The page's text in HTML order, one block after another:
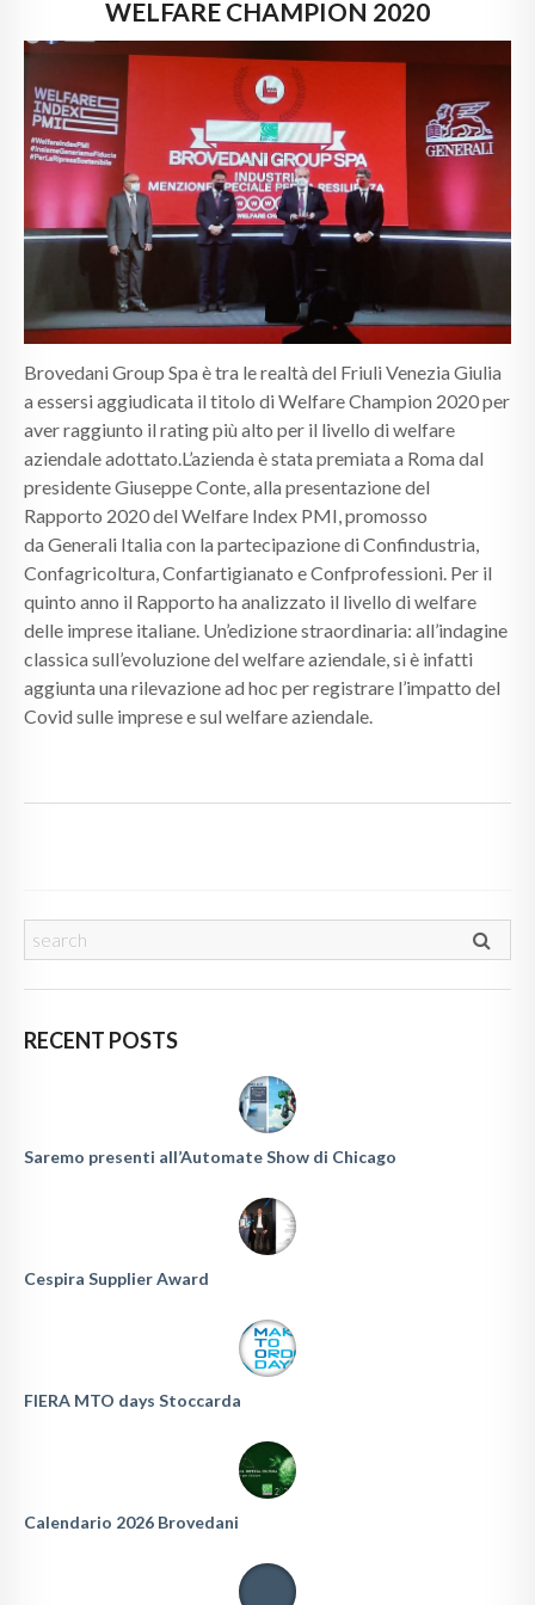
CONTATTI
WELFARE CHAMPION 2020
Brovedani Group Spa è tra le realtà del Friuli Venezia Giulia
a essersi aggiudicata il titolo di Welfare Champion 2020 per
aver raggiunto il rating più alto per il livello di welfare
aziendale adottato.L’azienda è stata premiata a Roma dal
presidente Giuseppe Conte, alla presentazione del
Rapporto 2020 del Welfare Index PMI, promosso
da Generali Italia con la partecipazione di Confindustria,
Confagricoltura, Confartigianato e Confprofessioni. Per il
quinto anno il Rapporto ha analizzato il livello di welfare
delle imprese italiane. Un’edizione straordinaria: all’indagine
classica sull’evoluzione del welfare aziendale, si è infatti
aggiunta una rilevazione ad hoc per registrare l’impatto del
Covid sulle imprese e sul welfare aziendale.
RECENT POSTS
Saremo presenti all’Automate Show di Chicago
Cespira Supplier Award
FIERA MTO days Stoccarda
Calendario 2026 Brovedani